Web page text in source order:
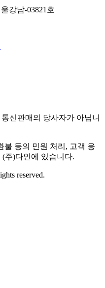
강남-03821호
신판매의 당사자가 아닙니
불 등의 민원 처리, 고객 응
주)다인에 있습니다.
reserved.